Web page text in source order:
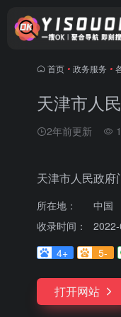
首页 • 政务服务 •
天津市人
2年前更新
天津市人民政府
所在地：
中国
收录时间：
4+
5-
打开网站